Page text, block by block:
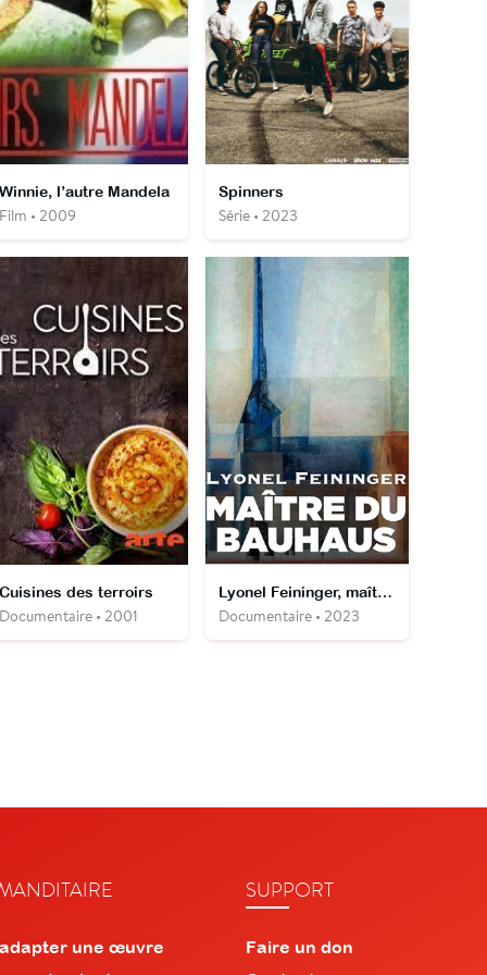
l’autre Mandela
• 2009
Spinners
Série • 2023
des terroirs
• 2001
Lyonel Feininger, maître du Bauhaus
Documentaire • 2023
une œuvre
SUPPORT
Faire un don